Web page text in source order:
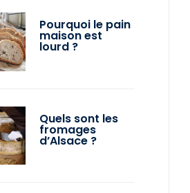
Pourquoi le pain
maison est
lourd ?
Quels sont les
fromages
d’Alsace ?